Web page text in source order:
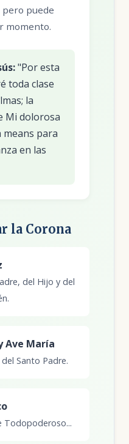
pero puede
momento.
"Por esta
toda clase
la
Mi dolorosa
means para
en las
la Corona
del Hijo y del
Ave María
Santo Padre.
Todopoderoso...